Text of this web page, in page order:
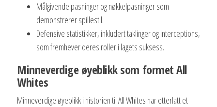
Målgivende pasninger og nøkkelpasninger som
demonstrerer spillestil.
Defensive statistikker, inkludert taklinger og interceptions,
som fremhever deres roller i lagets suksess.
Minneverdige øyeblikk som formet All
Whites
Minneverdige øyeblikk i historien til All Whites har etterlatt et